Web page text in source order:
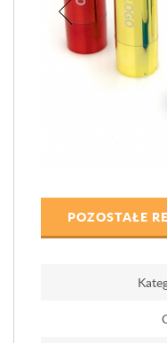
POZOSTAŁE